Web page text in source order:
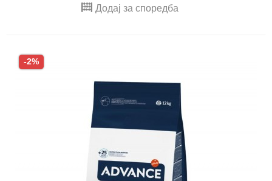
Додај за споредба
-2%